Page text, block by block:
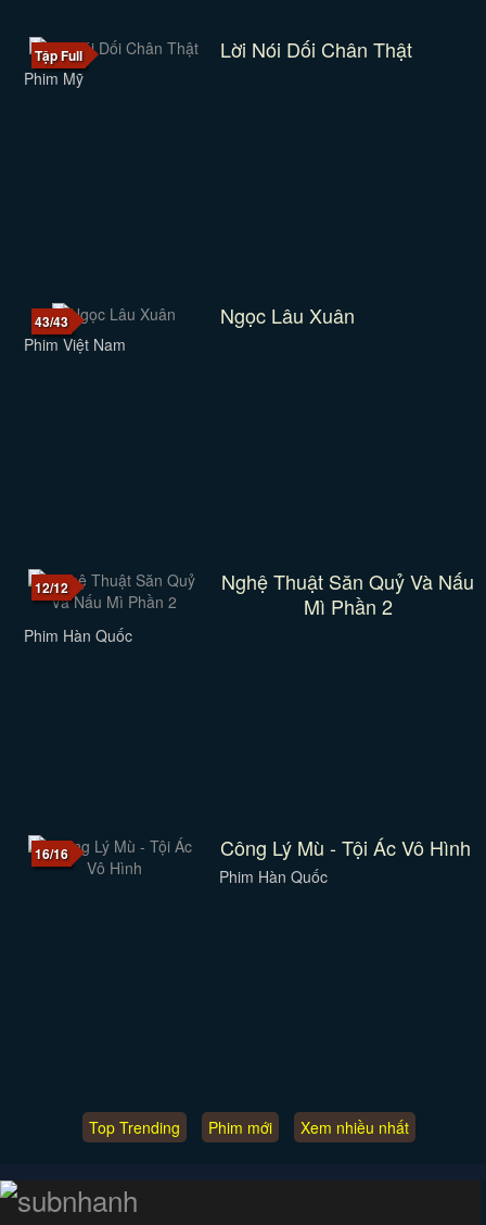
Tập Full Lời Nói Dối Chân Thật
Phim Mỹ
43/43 Ngọc Lâu Xuân
Phim Việt Nam
12/12
Nghệ Thuật Săn Quỷ Và Nấu
Mì Phần 2
Phim Hàn Quốc
16/16 Công Lý Mù - Tội Ác Vô Hình
Phim Hàn Quốc
Top Trending Phim mới Xem nhiều nhất